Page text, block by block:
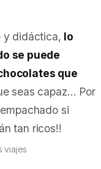
y didáctica, lo
se puede
que
seas capaz… Por
si
tan ricos!!
viajes